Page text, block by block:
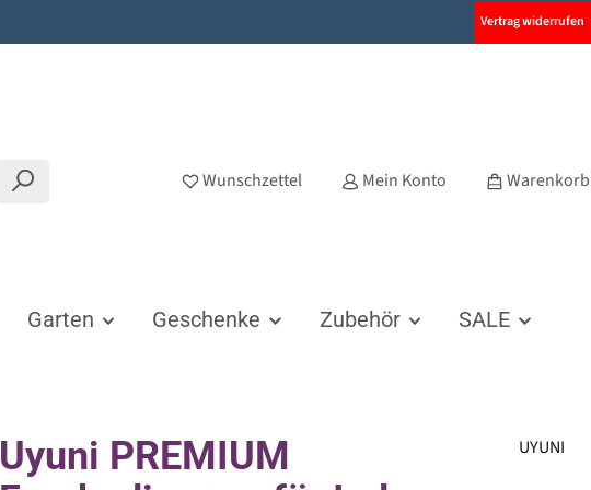
Vertrag widerrufen
Wunschzettel Mein Konto Warenkorb
Garten Geschenke Zubehör SALE
Uyuni PREMIUM
UYUNI